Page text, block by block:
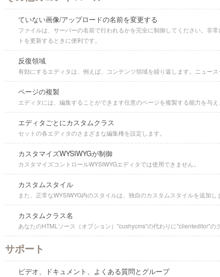
ていない画像/アップロードの名前を変更する
ファイルは、サーバーの名前で行われるかを完全に制御してください。非
トを更新するときに便利です。
反復領域
有効にするエディタは、例えば、コンテンツ領域を繰り返します。ニュー
ページの複製
エディタには、編集することができます任意のページを複製する能力を与
エディタごとにカスタムクラス
セットの各エディタのさまざまな編集権を設定します。
カスタマイズWYSIWYGが制御
カスタマイズコントロールWYSIWYGエディタでは使用できません。
カスタムスタイル
また、正常なWYSIWYG内のスタイルは、独自のカスタムスタイルを追加し
カスタムクラス名
あなたのHTMLソース（オプション）"cushycms"の代わりに"clienteditor"の
サポート
ビデオ、ドキュメント、よくある質問とグループ